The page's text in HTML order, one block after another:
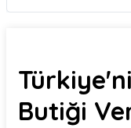
Butiği